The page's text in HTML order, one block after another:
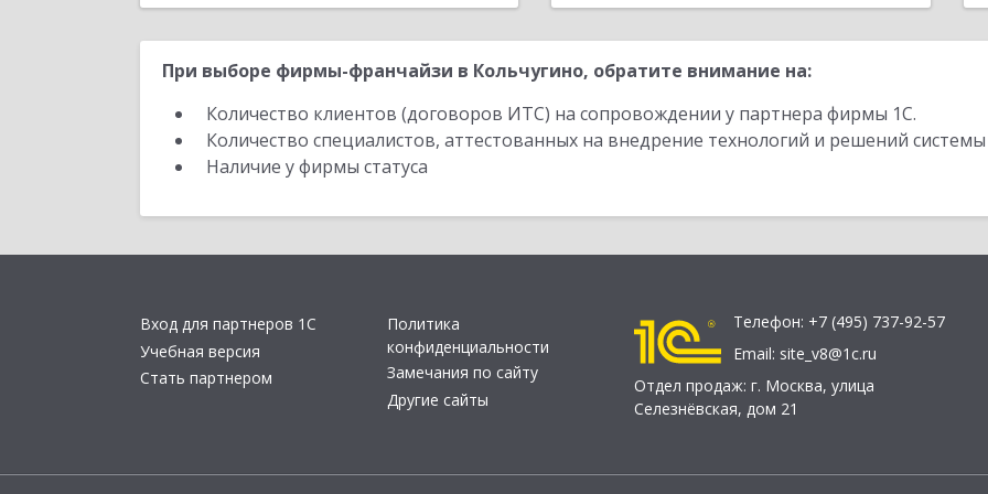
При выборе фирмы-франчайзи в Кольчугино, обратите внимание на:
Количество клиентов (договоров ИТС) на сопровождении у партнера фирмы 1С.
Количество специалистов, аттестованных на внедрение технологий и решений
Наличие у фирмы статуса
Вход для партнеров 1С
Учебная версия
Стать партнером
Политика
конфиденциальности
Замечания по сайту
Другие сайты
Телефон: +7 (495) 737-92-57
Email: site_v8@1c.ru
Отдел продаж: г. Москва, улица
Селезнёвская, дом 21